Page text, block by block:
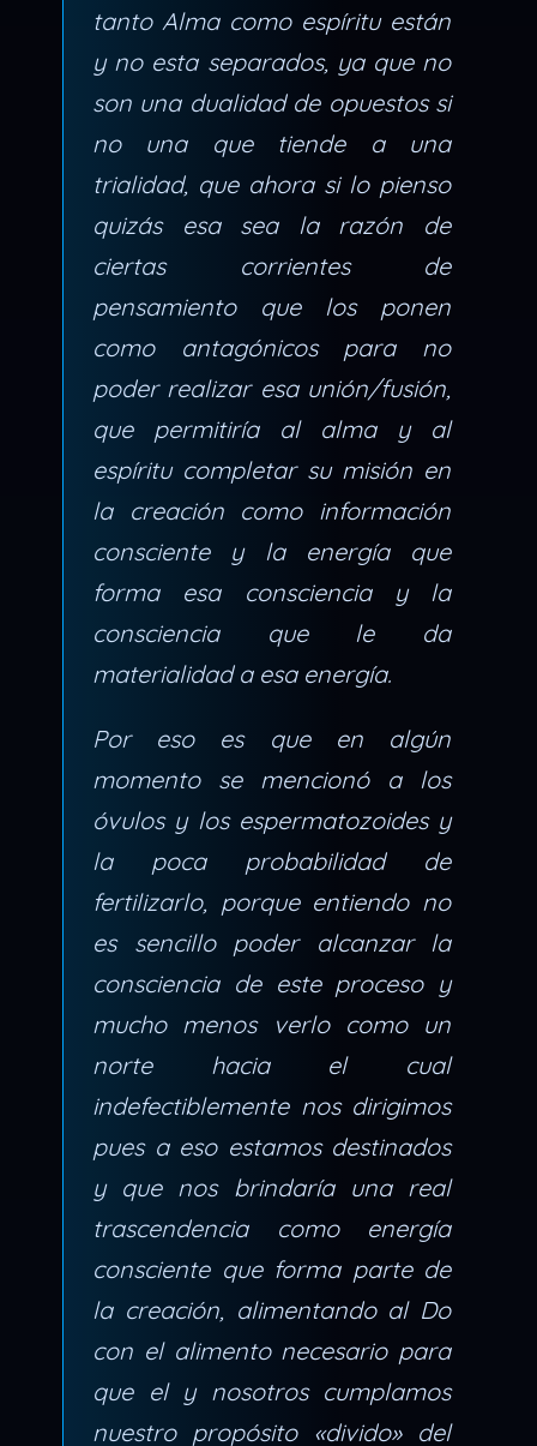
tanto Alma como espíritu están
y no esta separados, ya que no
son una dualidad de opuestos si
no una que tiende a una
trialidad, que ahora si lo pienso
quizás esa sea la razón de
ciertas corrientes de
pensamiento que los ponen
como antagónicos para no
poder realizar esa unión/fusión,
que permitiría al alma y al
espíritu completar su misión en
la creación como información
consciente y la energía que
forma esa consciencia y la
consciencia que le da
materialidad a esa energía.
Por eso es que en algún
momento se mencionó a los
óvulos y los espermatozoides y
la poca probabilidad de
fertilizarlo, porque entiendo no
es sencillo poder alcanzar la
consciencia de este proceso y
mucho menos verlo como un
norte hacia el cual
indefectiblemente nos dirigimos
pues a eso estamos destinados
y que nos brindaría una real
trascendencia como energía
consciente que forma parte de
la creación, alimentando al Do
con el alimento necesario para
que el y nosotros cumplamos
nuestro propósito «divido» del